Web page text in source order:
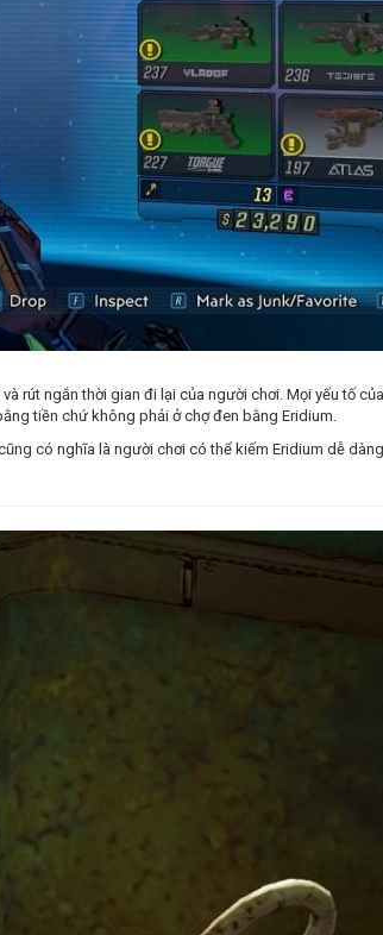
rút ngắn thời gian đi lại của người chơi. Mọi yếu tố
tiền chứ không phải ở chợ đen bằng Eridium.
có nghĩa là người chơi có thể kiếm Eridium dễ